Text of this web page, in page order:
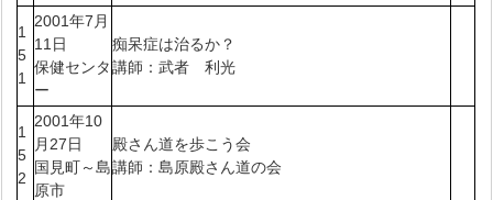
1
5
1
2001年7月
11日
保健センタ
ー
痴呆症は治るか？
講師：武者 利光
1
5
2
2001年10
月27日
国見町～島
原市
殿さん道を歩こう会
講師：島原殿さん道の会